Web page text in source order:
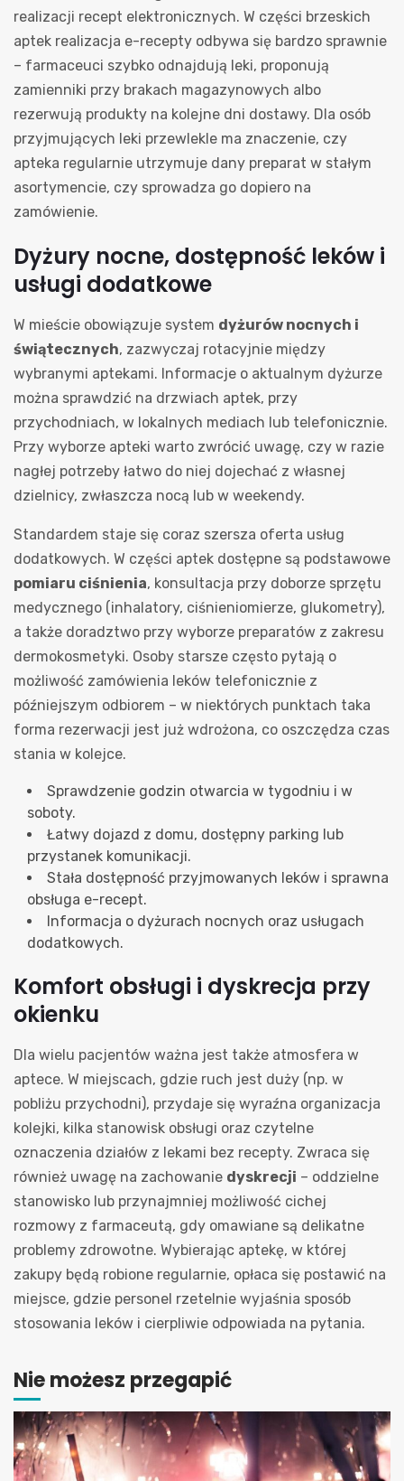
realizacji recept elektronicznych. W części brzeskich
aptek realizacja e-recepty odbywa się bardzo sprawnie
– farmaceuci szybko odnajdują leki, proponują
zamienniki przy brakach magazynowych albo
rezerwują produkty na kolejne dni dostawy. Dla osób
przyjmujących leki przewlekle ma znaczenie, czy
apteka regularnie utrzymuje dany preparat w stałym
asortymencie, czy sprowadza go dopiero na
zamówienie.
Dyżury nocne, dostępność leków i
usługi dodatkowe
W mieście obowiązuje system dyżurów nocnych i
świątecznych, zazwyczaj rotacyjnie między
wybranymi aptekami. Informacje o aktualnym dyżurze
można sprawdzić na drzwiach aptek, przy
przychodniach, w lokalnych mediach lub telefonicznie.
Przy wyborze apteki warto zwrócić uwagę, czy w razie
nagłej potrzeby łatwo do niej dojechać z własnej
dzielnicy, zwłaszcza nocą lub w weekendy.
Standardem staje się coraz szersza oferta usług
dodatkowych. W części aptek dostępne są podstawowe
pomiaru ciśnienia, konsultacja przy doborze sprzętu
medycznego (inhalatory, ciśnieniomierze, glukometry),
a także doradztwo przy wyborze preparatów z zakresu
dermokosmetyki. Osoby starsze często pytają o
możliwość zamówienia leków telefonicznie z
późniejszym odbiorem – w niektórych punktach taka
forma rezerwacji jest już wdrożona, co oszczędza czas
stania w kolejce.
Sprawdzenie godzin otwarcia w tygodniu i w
soboty.
Łatwy dojazd z domu, dostępny parking lub
przystanek komunikacji.
Stała dostępność przyjmowanych leków i sprawna
obsługa e-recept.
Informacja o dyżurach nocnych oraz usługach
dodatkowych.
Komfort obsługi i dyskrecja przy
okienku
Dla wielu pacjentów ważna jest także atmosfera w
aptece. W miejscach, gdzie ruch jest duży (np. w
pobliżu przychodni), przydaje się wyraźna organizacja
kolejki, kilka stanowisk obsługi oraz czytelne
oznaczenia działów z lekami bez recepty. Zwraca się
również uwagę na zachowanie dyskrecji – oddzielne
stanowisko lub przynajmniej możliwość cichej
rozmowy z farmaceutą, gdy omawiane są delikatne
problemy zdrowotne. Wybierając aptekę, w której
zakupy będą robione regularnie, opłaca się postawić na
miejsce, gdzie personel rzetelnie wyjaśnia sposób
stosowania leków i cierpliwie odpowiada na pytania.
Nie możesz przegapić